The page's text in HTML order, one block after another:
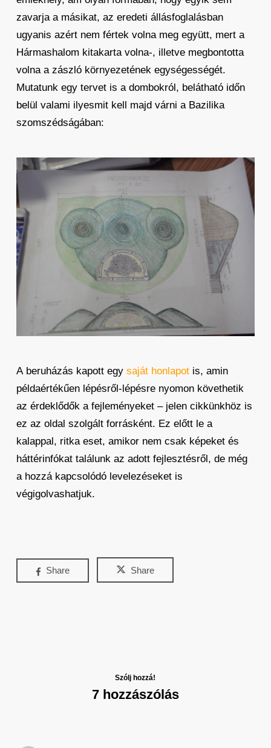
zavarja a másikat, az eredeti állásfoglalásban
ugyanis azért nem fértek volna meg együtt, mert a
Hármashalom kitakarta volna-, illetve megbontotta
volna a zászló környezetének egységességét.
Mutatunk egy tervet is a dombokról, belátható időn
belül valami ilyesmit kell majd várni a Bazilika
szomszédságában:
A beruházás kapott egy saját honlapotis, amin
példaértékűen lépésről-lépésre nyomon követhetik
az érdeklődők a fejleményeket – jelen cikkünkhöz is
ez az oldal szolgált forrásként. Ez előtt le a
kalappal, ritka eset, amikor nem csak képeket és
háttérinfókat találunk az adott fejlesztésről, de még
a hozzá kapcsolódó levelezéseket is
végigolvashatjuk.
Share Share
Szólj hozzá!
7 hozzászólás